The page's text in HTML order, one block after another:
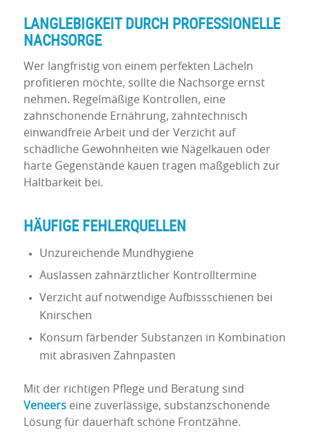
LANGLEBIGKEIT DURCH PROFESSIONELLE
NACHSORGE
Wer langfristig von einem perfekten Lächeln
profitieren möchte, sollte die Nachsorge ernst
nehmen. Regelmäßige Kontrollen, eine
zahnschonende Ernährung, zahntechnisch
einwandfreie Arbeit und der Verzicht auf
schädliche Gewohnheiten wie Nägelkauen oder
harte Gegenstände kauen tragen maßgeblich zur
Haltbarkeit bei.
HÄUFIGE FEHLERQUELLEN
Unzureichende Mundhygiene
Auslassen zahnärztlicher Kontrolltermine
Verzicht auf notwendige Aufbissschienen bei
Knirschen
Konsum färbender Substanzen in Kombination
mit abrasiven Zahnpasten
Mit der richtigen Pflege und Beratung sind
Veneerseine zuverlässige, substanzschonende
Lösung für dauerhaft schöne Frontzähne.